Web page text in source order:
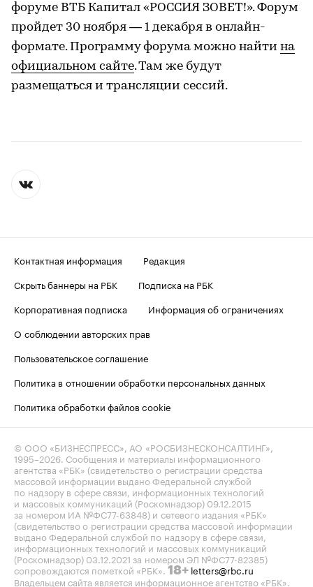
форуме ВТБ Капитал «РОССИЯ ЗОВЕТ!». Форум
пройдет 30 ноября — 1 декабря в онлайн-
формате. Программу форума можно найти на
официальном сайте. Там же будут
размещаться и трансляции сессий.
Контактная информация
Редакция
Скрыть баннеры на РБК
Подписка на РБК
Корпоративная подписка
Информация об ограничениях
О соблюдении авторских прав
Пользовательское соглашение
Политика в отношении обработки персональных данных
Политика обработки файлов cookie
© ООО «БИЗНЕСПРЕСС», АО «РОСБИЗНЕСКОНСАЛТИНГ»,
1995–2026 . Сообщения и материалы информационного
агентства «РБК» (свидетельство о регистрации средства
массовой информации выдано Федеральной службой
по надзору в сфере связи, информационных технологий
и массовых коммуникаций (Роскомнадзор) 09.12.2015
за номером ИА №ФС77-63848) и сетевого издания «РБК»
(свидетельство о регистрации средства массовой информации
выдано Федеральной службой по надзору в сфере связи,
информационных технологий и массовых коммуникаций
(Роскомнадзор) 03.12.2021 за номером ЭЛ №ФС77-82385)
сопровождаются пометкой «РБК». 18+ letters@rbc.ru
Владельцем сайта является информационное агентство «РБК».